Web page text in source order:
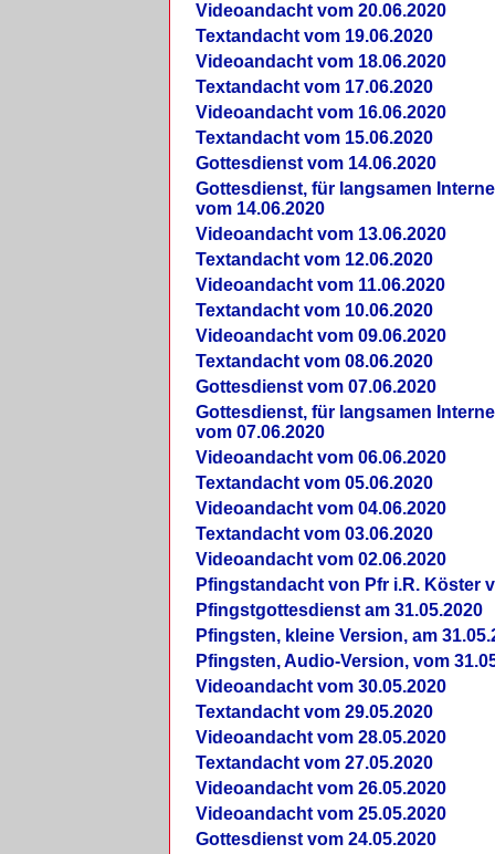
Videoandacht vom 20.06.2020
Textandacht vom 19.06.2020
Videoandacht vom 18.06.2020
Textandacht vom 17.06.2020
Videoandacht vom 16.06.2020
Textandacht vom 15.06.2020
Gottesdienst vom 14.06.2020
Gottesdienst, für langsamen
vom 14.06.2020
Videoandacht vom 13.06.2020
Textandacht vom 12.06.2020
Videoandacht vom 11.06.2020
Textandacht vom 10.06.2020
Videoandacht vom 09.06.2020
Textandacht vom 08.06.2020
Gottesdienst vom 07.06.2020
Gottesdienst, für langsamen
vom 07.06.2020
Videoandacht vom 06.06.2020
Textandacht vom 05.06.2020
Videoandacht vom 04.06.2020
Textandacht vom 03.06.2020
Videoandacht vom 02.06.2020
Pfingstandacht von Pfr i.R. Köster
Pfingstgottesdienst am 31.05.2020
Pfingsten, kleine Version, am
Pfingsten, Audio-Version, vom
Videoandacht vom 30.05.2020
Textandacht vom 29.05.2020
Videoandacht vom 28.05.2020
Textandacht vom 27.05.2020
Videoandacht vom 26.05.2020
Videoandacht vom 25.05.2020
Gottesdienst vom 24.05.2020